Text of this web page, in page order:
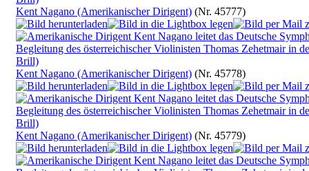
Kent Nagano (Amerikanischer Dirigent) (Nr. 45777)
Kent Nagano (Amerikanischer Dirigent) (Nr. 45778)
Kent Nagano (Amerikanischer Dirigent) (Nr. 45779)